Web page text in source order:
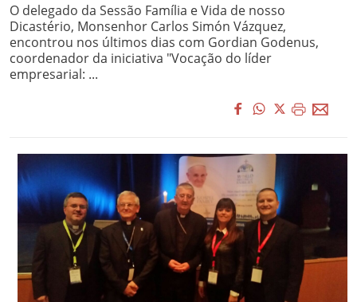
O delegado da Sessão Família e Vida de nosso
Dicastério, Monsenhor Carlos Simón Vázquez,
encontrou nos últimos dias com Gordian Godenus,
coordenador da iniciativa "Vocação do líder
empresarial: ...